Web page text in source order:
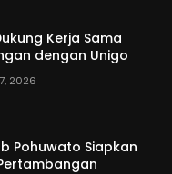
Kerja Sama
dengan Unigo
2026
Pohuwato Siapkan